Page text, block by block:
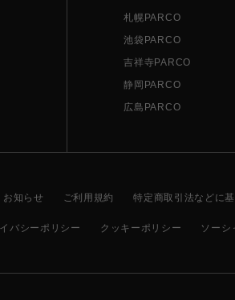
札幌PARCO
池袋PARCO
吉祥寺PARCO
静岡PARCO
広島PARCO
お知らせ ご利用規約 特定商取引法などに
バシーポリシー クッキーポリシー ソーシ